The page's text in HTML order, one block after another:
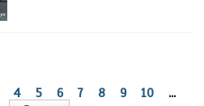
4 5 6 7 8 9 10
...